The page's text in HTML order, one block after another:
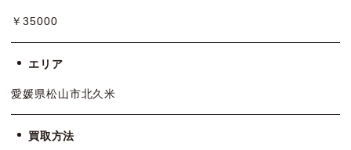
￥35000
エリア
愛媛県松山市北久米
買取方法